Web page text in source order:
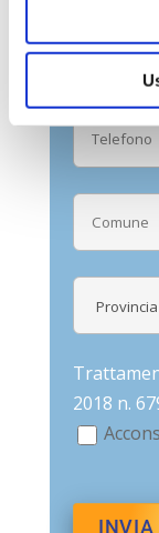
2018 n.